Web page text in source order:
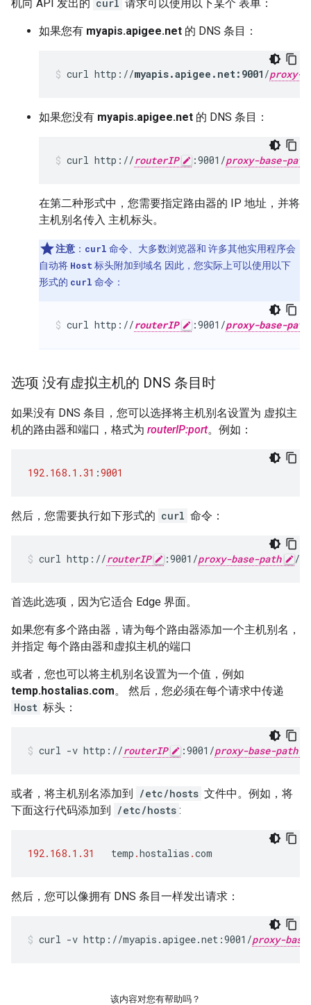
机向 API 发出的 curl 请求可以使用以下某个 表单：
如果您有 myapis.apigee.net 的 DNS 条目：
curl http://myapis.apigee.net:9001 /proxy-
如果您没有 myapis.apigee.net 的 DNS 条目：
curl http://routerIP :9001/proxy-base-path
在第二种形式中，您需要指定路由器的 IP 地址，并将
主机别名传入 主机标头。
注意 ： curl 命令、大多数浏览器和 许多其他实用程序会
自动将 Host 标头附加到域名 因此，您实际上可以使用以下
形式的 curl 命令：
curl http://routerIP :9001/proxy-base-path
选项 没有虚拟主机的 DNS 条目时
如果没有 DNS 条目，您可以选择将主机别名设置为 虚拟主
机的路由器和端口，格式为 routerIP:port。例如：
192.168.1.31 :9001
然后，您需要执行如下形式的 curl 命令：
curl http://routerIP :9001/proxy-base-path /
首选此选项，因为它适合 Edge 界面。
如果您有多个路由器，请为每个路由器添加一个主机别名，
并指定 每个路由器和虚拟主机的端口
或者，您也可以将主机别名设置为一个值，例如
temp.hostalias.com。 然后，您必须在每个请求中传递
Host 标头：
curl -v http://routerIP :9001/proxy-base-path
或者，将主机别名添加到 /etc/hosts 文件中。例如，将
下面这行代码添加到 /etc/hosts :
192.168.1.31 temp .hostalias .com
然后，您可以像拥有 DNS 条目一样发出请求：
curl -v http://myapis.apigee.net:9001/proxy-
该内容对您有帮助吗？